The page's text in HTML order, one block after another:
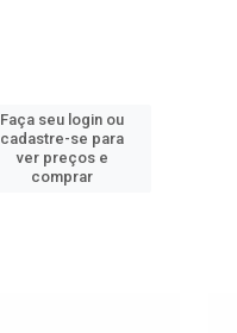
Faça seu login ou
cadastre-se para
ver preços e
comprar